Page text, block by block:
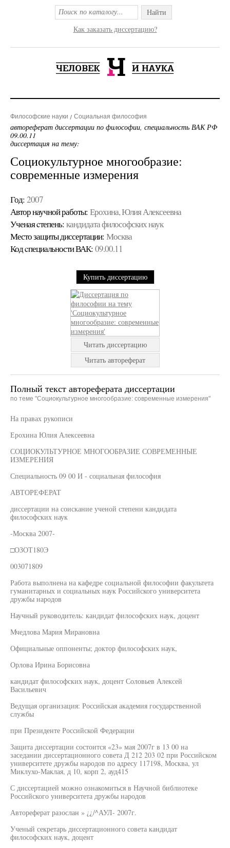
Найти
Как заказать диссертацию?
Философские науки Социальная философия
автореферат диссертации по философии, специальность ВАК РФ
09.00.11
диссертация на тему:
Социокультурное многообразие:
современные измерения
Год: 2007
Автор научной работы: Ерохина, Юлия Алексеевна
Ученая cтепень: кандидата философских наук
Место защиты диссертации: Москва
Код cпециальности ВАК: 09.00.11
Купить диссертацию
Читать диссертацию
Читать автореферат
Полный текст автореферата диссертации
по теме "Социокультурное многообразие: современные измерения"
На правах рукописи
Ерохина Юлия Алексеевна
СОЦИОКУЛЬТУРНОЕ МНОГООБРАЗИЕ СОВРЕМЕННЫЕ
ИЗМЕРЕНИЯ
Специальность 09 00 И - социальная философия
АВТОРЕФЕРАТ
диссертации на соискание ученой степени кандидата
философских наук
-Москва 2007-
□ОЗОТ180Э
003071809
Работа выполнена на кафедре социальной философии факультета
гуманитарных и социальных наук Российского университета
дружбы народов
Научный руководитель: кандидат философских наук, доцент
Мчедлова Мария Мирановна
Официальные оппоненты; доктор философских наук,
Орлова Ирина Борисовна
кандидат философских наук, доцент Соловьев Алексей
Васильевич
Ведущая организация: Российская академия государственной
службы
при Президенте Российской Федерации
Защита диссертации состоится «23» мая 2007г в 13 00 на
заседании диссертационного совета Д 212 203 02 при Российском
университете дружбы народов по адресу 117198, Москва, ул
Миклухо-Маклая, д 10, корп 2, ауд415
С диссертацией можно ознакомиться в Научной библиотеке
Российского университета дружбы народов
Автореферат разослан » ¿¿/^АУЛ- 2007г.
Ученый секретарь диссертационного совета кандидат
философских наук, доцент